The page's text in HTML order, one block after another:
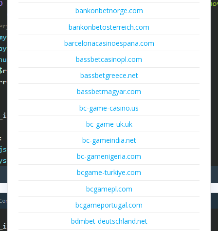
bankonbetnorge.com
bankonbetosterreich.com
barcelonacasinoespana.com
bassbetcasinopl.com
bassbetgreece.net
bassbetmagyar.com
bc-game-casino.us
bc-game-uk.uk
bc-gameindia.net
bc-gamenigeria.com
bcgame-turkiye.com
bcgamepl.com
bcgameportugal.com
bdmbet-deutschland.net